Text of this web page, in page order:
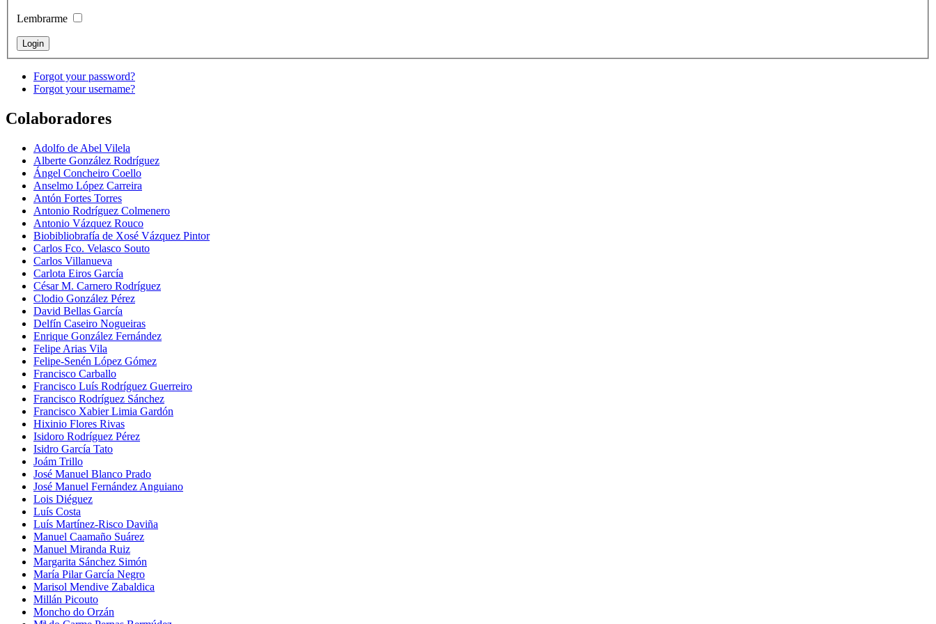
Lembrarme
Forgot your password?
Forgot your username?
Colaboradores
Adolfo de Abel Vilela
Alberte González Rodríguez
Ángel Concheiro Coello
Anselmo López Carreira
Antón Fortes Torres
Antonio Rodríguez Colmenero
Antonio Vázquez Rouco
Biobibliobrafía de Xosé Vázquez Pintor
Carlos Fco. Velasco Souto
Carlos Villanueva
Carlota Eiros García
César M. Carnero Rodríguez
Clodio González Pérez
David Bellas García
Delfín Caseiro Nogueiras
Enrique González Fernández
Felipe Arias Vila
Felipe-Senén López Gómez
Francisco Carballo
Francisco Luís Rodríguez Guerreiro
Francisco Rodríguez Sánchez
Francisco Xabier Limia Gardón
Hixinio Flores Rivas
Isidoro Rodríguez Pérez
Isidro García Tato
Joám Trillo
José Manuel Blanco Prado
José Manuel Fernández Anguiano
Lois Diéguez
Luís Costa
Luís Martínez-Risco Daviña
Manuel Caamaño Suárez
Manuel Miranda Ruiz
Margarita Sánchez Simón
María Pilar García Negro
Marisol Mendive Zabaldica
Millán Picouto
Moncho do Orzán